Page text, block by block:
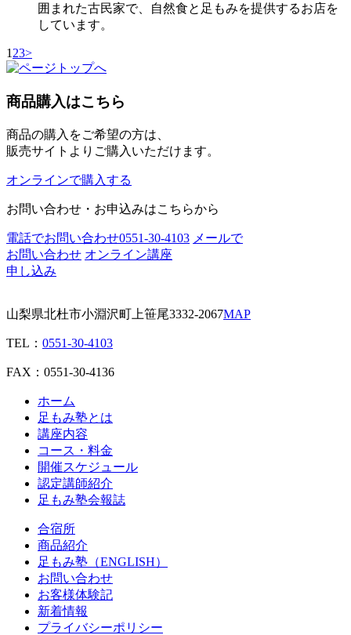
囲まれた古民家で、自然食と足もみを提供するお店を
しています。
1 23>
商品購入はこちら
商品の購入をご希望の方は、
販売サイトよりご購入いただけます。
オンラインで購入する
お問い合わせ・お申込みはこちらから
電話でお問い合わせ0551-30-4103 メールで
お問い合わせ オンライン講座
申し込み
山梨県北杜市小淵沢町上笹尾3332-2067MAP
TEL： 0551-30-4103
FAX：0551-30-4136
ホーム
足もみ塾とは
講座内容
コース・料金
開催スケジュール
認定講師紹介
足もみ塾会報誌
合宿所
商品紹介
足もみ塾（ENGLISH）
お問い合わせ
お客様体験記
新着情報
プライバシーポリシー